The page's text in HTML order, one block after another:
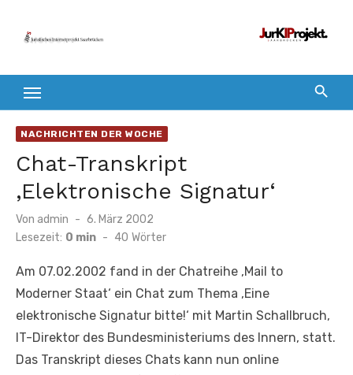
Inhalt
NACHRICHTEN DER WOCHE
Chat-Transkript
‚Elektronische Signatur‘
Von admin
Veröffentlicht
am
6. März 2002
Lesezeit: 0 min - 40 Wörter
Am 07.02.2002 fand in der Chatreihe ‚Mail to
Moderner Staat‘ ein Chat zum Thema ‚Eine
elektronische Signatur bitte!‘ mit Martin Schallbruch,
IT-Direktor des Bundesministeriums des Innern, statt.
Das Transkript dieses Chats kann nun online